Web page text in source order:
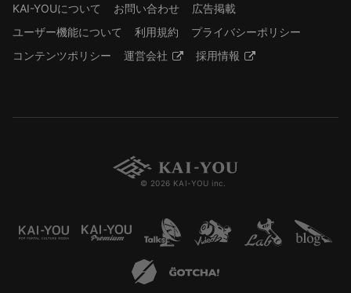
KAI-YOUについて
お問い合わせ
広告掲載
ユーザー機能について
利用規約
プライバシーポリシー
コンテンツポリシー
運営会社 採用情報
© 2026 KAI-YOU inc.